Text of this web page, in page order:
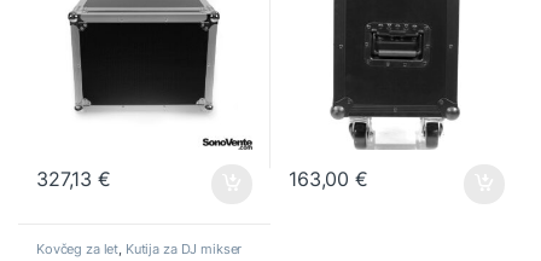
327,13€ 163,00€
Kovčeg za let, Kutija za DJ mikser